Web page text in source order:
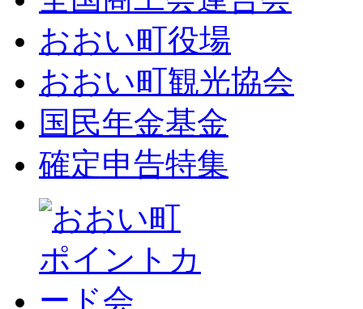
おおい町役場
おおい町観光協会
国民年金基金
確定申告特集